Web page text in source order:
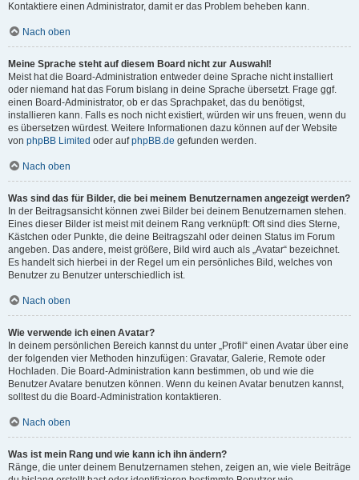
Kontaktiere einen Administrator, damit er das Problem beheben kann.
Nach oben
Meine Sprache steht auf diesem Board nicht zur Auswahl!
Meist hat die Board-Administration entweder deine Sprache nicht installiert
oder niemand hat das Forum bislang in deine Sprache übersetzt. Frage ggf.
einen Board-Administrator, ob er das Sprachpaket, das du benötigst,
installieren kann. Falls es noch nicht existiert, würden wir uns freuen, wenn du
es übersetzen würdest. Weitere Informationen dazu können auf der Website
von phpBB Limited oder aufphpBB.de gefunden werden.
Nach oben
Was sind das für Bilder, die bei meinem Benutzernamen angezeigt werden?
In der Beitragsansicht können zwei Bilder bei deinem Benutzernamen stehen.
Eines dieser Bilder ist meist mit deinem Rang verknüpft: Oft sind dies Sterne,
Kästchen oder Punkte, die deine Beitragszahl oder deinen Status im Forum
angeben. Das andere, meist größere, Bild wird auch als „Avatar“ bezeichnet.
Es handelt sich hierbei in der Regel um ein persönliches Bild, welches von
Benutzer zu Benutzer unterschiedlich ist.
Nach oben
Wie verwende ich einen Avatar?
In deinem persönlichen Bereich kannst du unter „Profil“ einen Avatar über eine
der folgenden vier Methoden hinzufügen: Gravatar, Galerie, Remote oder
Hochladen. Die Board-Administration kann bestimmen, ob und wie die
Benutzer Avatare benutzen können. Wenn du keinen Avatar benutzen kannst,
solltest du die Board-Administration kontaktieren.
Nach oben
Was ist mein Rang und wie kann ich ihn ändern?
Ränge, die unter deinem Benutzernamen stehen, zeigen an, wie viele Beiträge